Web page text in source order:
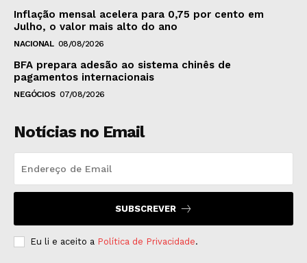
Inflação mensal acelera para 0,75 por cento em
Julho, o valor mais alto do ano
NACIONAL 08/08/2026
BFA prepara adesão ao sistema chinês de
pagamentos internacionais
NEGÓCIOS 07/08/2026
Notícias no Email
SUBSCREVER
Eu li e aceito a Política de Privacidade.